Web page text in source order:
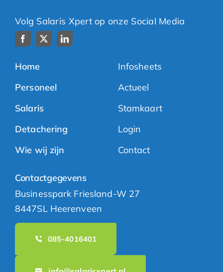
Volg Salaris Xpert op onze Social Media
Home
Personeel
Salaris
Detachering
Wie wij zijn
Infosheets
Actueel
Stamkaart
Login
Contact
Contactgegevens
Businesspark Friesland-W 27
8447SL Heerenveen
085-4016401